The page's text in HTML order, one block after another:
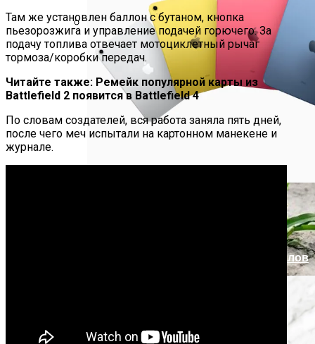
Телескоп «Хаббл» Показал Необычную
Галактику
Ученые Назвали Новую Смертельную
Неудаление Запрещённых Материалов
Там же установлен баллон с бутаном, кнопка
пьезорозжига и управление подачей горючего. За
подачу топлива отвечает мотоциклетный рычаг
тормоза/коробки передач.
Читайте также: Ремейк популярной карты из
Battlefield 2 появится в Battlefield 4
По словам создателей, вся работа заняла пять дней,
после чего меч испытали на картонном манекене и
журнале.